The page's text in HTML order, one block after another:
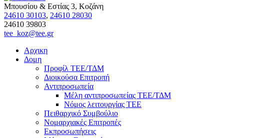
Μπουσίου & Εστίας 3, Κοζάνη
24610 30103, 24610 28030
24610 39803
tee_koz@tee.gr
Αρχικη
Δομη
Προφίλ ΤΕΕ/ΤΔΜ
Διοικούσα Επιτροπή
Αντιπροσωπεία
Μέλη αντιπροσωπείας ΤΕΕ/ΤΔΜ
Νόμος λειτουργίας ΤΕΕ
Πειθαρχικό Συμβούλιο
Νομαρχιακές Επιτροπές
Εκπροσωπήσεις